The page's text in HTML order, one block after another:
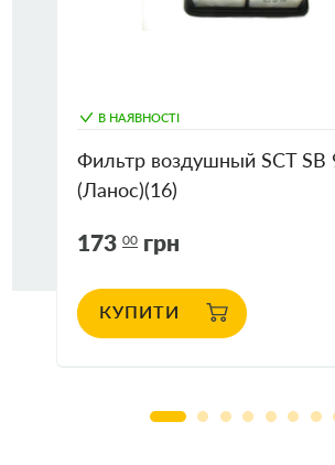
В НАЯВНОСТІ
Фильтр воздушный SCT SB
(Ланос)(16)
173 00 грн
КУПИТИ